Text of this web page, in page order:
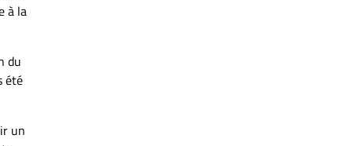
à la
du
été
un